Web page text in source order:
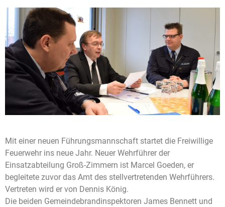
Mit einer neuen Führungsmannschaft startet die Freiwillige
Feuerwehr ins neue Jahr. Neuer Wehrführer der
Einsatzabteilung Groß-Zimmern ist Marcel Goeden, er
begleitete zuvor das Amt des stellvertretenden Wehrführers.
Vertreten wird er von Dennis König.
Die beiden Gemeindebrandinspektoren James Bennett und